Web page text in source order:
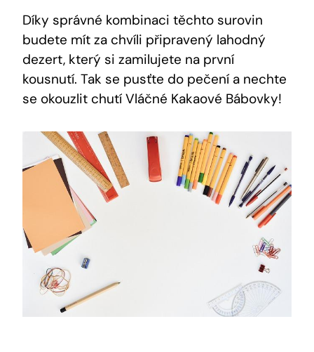
Díky správné kombinaci těchto surovin
budete mít za chvíli připravený lahodný
dezert, který si zamilujete na první
kousnutí. ⁣Tak​ se pusťte do pečení a nechte
se okouzlit chutí Vláčné Kakaové ​Bábovky!